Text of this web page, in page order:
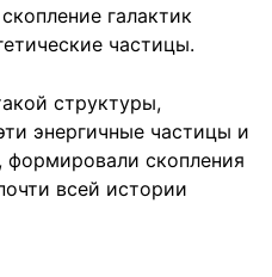
галактик
частицы.
структуры,
энергичные частицы и
скопления
всей истории